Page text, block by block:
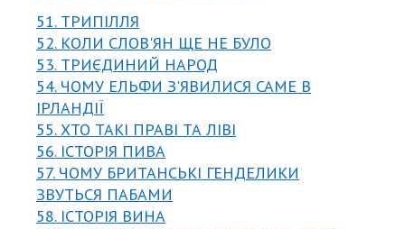
51. ТРИПІЛЛЯ
52. КОЛИ СЛОВ'ЯН ЩЕ НЕ БУЛО
53. ТРИЄДИНИЙ НАРОД
54. ЧОМУ ЕЛЬФИ З'ЯВИЛИСЯ САМЕ В
ІРЛАНДІЇ
55. ХТО ТАКІ ПРАВІ ТА ЛІВІ
56. ІСТОРІЯ ПИВА
57. ЧОМУ БРИТАНСЬКІ ГЕНДЕЛИКИ
ЗВУТЬСЯ ПАБАМИ
58. ІСТОРІЯ ВИНА